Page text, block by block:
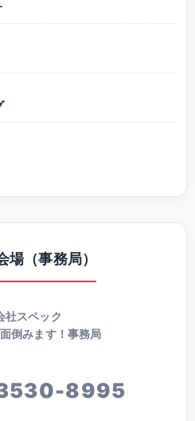
場（事務局）
社スペック
倒みます！事務局
8995